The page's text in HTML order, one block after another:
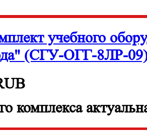
учебного
(СГУ-ОГГ-8ЛР-
комплекса